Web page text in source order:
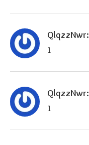
QlqzzNwr:
1
QlqzzNwr:
1